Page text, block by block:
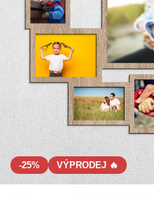
-25% VÝPRODEJ 🔥